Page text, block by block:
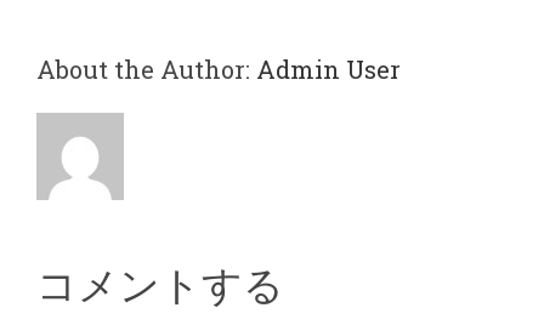
About the Author: Admin User
コメントする